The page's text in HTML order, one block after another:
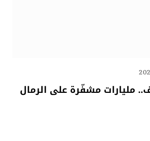
مليارات مشفّرة على الرمال